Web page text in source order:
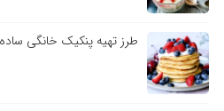
طرز تهیه پنکیک خانگی ساده و